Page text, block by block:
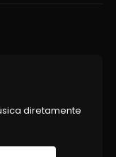
diretamente